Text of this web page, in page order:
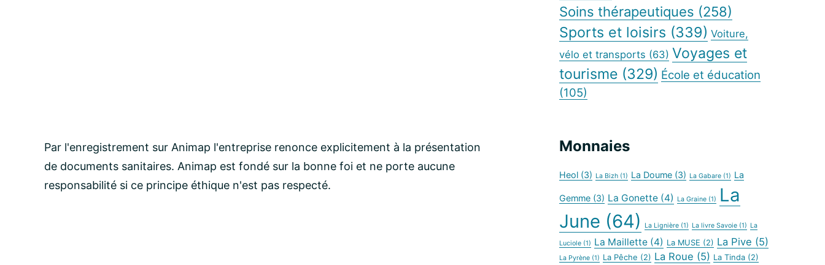
Par l'enregistrement sur Animap l'entreprise renonce explicitement à la présentation
de documents sanitaires. Animap est fondé sur la bonne foi et ne porte aucune
responsabilité si ce principe éthique n'est pas respecté.
Soins thérapeutiques (258)
Sports et loisirs (339) Voiture,
vélo et transports (63) Voyages et
tourisme (329) École et éducation
(105)
Monnaies
Heol (3) La Bizh (1) La Doume (3) La Gabare (1) La
Gemme (3) La Gonette (4) La Graine (1)
La
June (64) La Lignière (1) La livre Savoie (1) La
Luciole (1) La Maillette (4) La MUSE (2) La Pive (5)
La Pyrène (1) La Pêche (2) La Roue (5) La Tinda (2)